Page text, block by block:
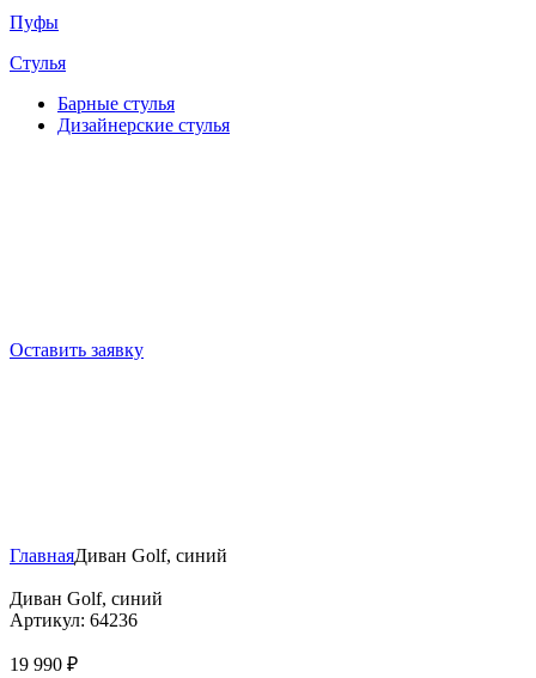
Пуфы
Стулья
Барные cтулья
Дизайнерские cтулья
Оставить заявку
ГлавнаяДиван Golf, синий
Диван Golf, синий
Артикул: 64236
19 990 ₽